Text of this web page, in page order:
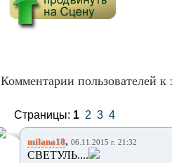
Комментарии пользователей к
Страницы: 1 2 3 4
milana18, 06.11.2015 г. 21:32
СВЕТУЛЬ....